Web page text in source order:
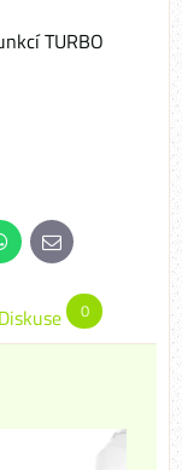
TURBO
E-
mail
Diskuse 0